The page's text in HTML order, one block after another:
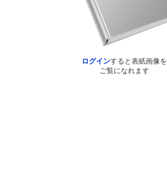
ログインすると表紙画像を
ご覧になれます